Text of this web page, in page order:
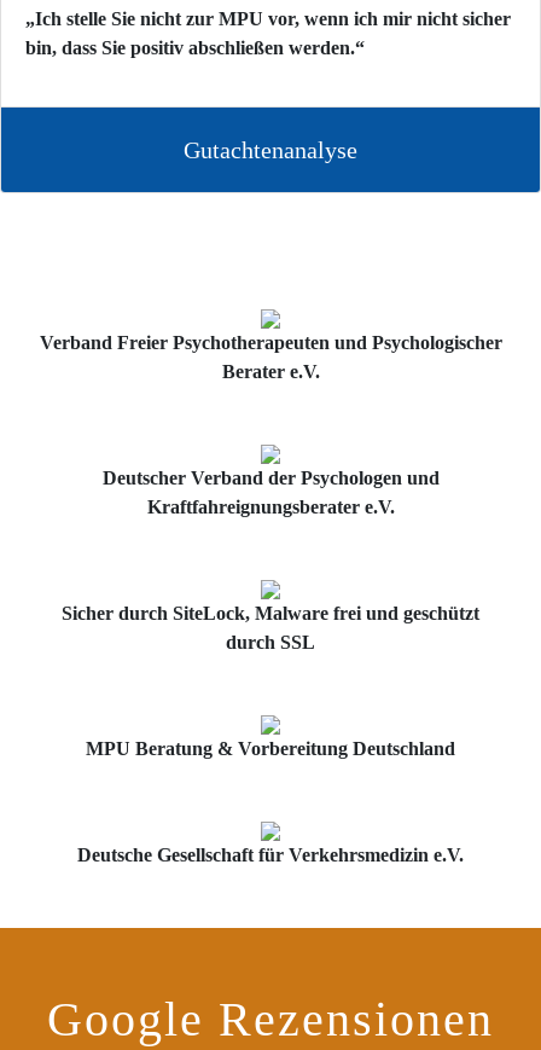
„Ich stelle Sie nicht zur MPU vor, wenn ich mir nicht sicher
bin, dass Sie positiv abschließen werden.“
Gutachtenanalyse
Verband Freier Psychotherapeuten und Psychologischer
Berater e.V.
Deutscher Verband der Psychologen und
Kraftfahreignungsberater e.V.
Sicher durch SiteLock, Malware frei und geschützt
durch SSL
MPU Beratung & Vorbereitung Deutschland
Deutsche Gesellschaft für Verkehrsmedizin e.V.
Google Rezensionen